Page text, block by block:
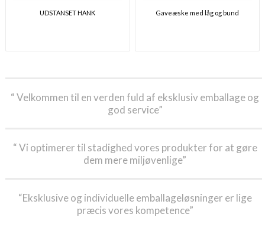
UDSTANSET HANK Gaveæske med låg og bund
“ Velkommen til en verden fuld af eksklusiv emballage og
god service”
“ Vi optimerer til stadighed vores produkter for at gøre
dem mere miljøvenlige”
“Eksklusive og individuelle emballageløsninger er lige
præcis vores kompetence”